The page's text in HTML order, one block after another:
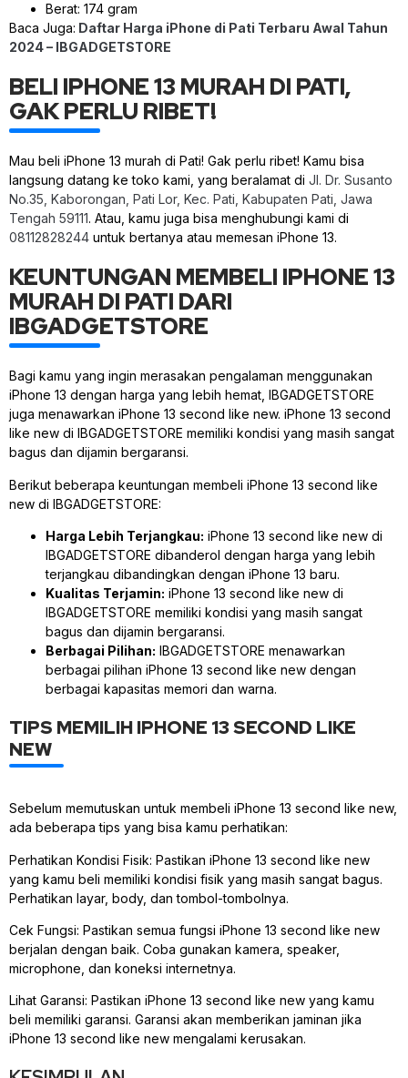
Berat: 174 gram
Baca Juga: Daftar Harga iPhone di Pati Terbaru Awal Tahun
2024 – IBGADGETSTORE
BELI IPHONE 13 MURAH DI PATI,
GAK PERLU RIBET!
Mau beli iPhone 13 murah di Pati! Gak perlu ribet! Kamu bisa
langsung datang ke toko kami, yang beralamat di Jl. Dr. Susanto
No.35, Kaborongan, Pati Lor, Kec. Pati, Kabupaten Pati, Jawa
Tengah 59111. Atau, kamu juga bisa menghubungi kami di
08112828244 untuk bertanya atau memesan iPhone 13.
KEUNTUNGAN MEMBELI IPHONE 13
MURAH DI PATI DARI
IBGADGETSTORE
Bagi kamu yang ingin merasakan pengalaman menggunakan
iPhone 13 dengan harga yang lebih hemat, IBGADGETSTORE
juga menawarkan iPhone 13 second like new. iPhone 13 second
like new di IBGADGETSTORE memiliki kondisi yang masih sangat
bagus dan dijamin bergaransi.
Berikut beberapa keuntungan membeli iPhone 13 second like
new di IBGADGETSTORE:
Harga Lebih Terjangkau: iPhone 13 second like new di
IBGADGETSTORE dibanderol dengan harga yang lebih
terjangkau dibandingkan dengan iPhone 13 baru.
Kualitas Terjamin: iPhone 13 second like new di
IBGADGETSTORE memiliki kondisi yang masih sangat
bagus dan dijamin bergaransi.
Berbagai Pilihan: IBGADGETSTORE menawarkan
berbagai pilihan iPhone 13 second like new dengan
berbagai kapasitas memori dan warna.
TIPS MEMILIH IPHONE 13 SECOND LIKE
NEW
Sebelum memutuskan untuk membeli iPhone 13 second like new,
ada beberapa tips yang bisa kamu perhatikan:
Perhatikan Kondisi Fisik: Pastikan iPhone 13 second like new
yang kamu beli memiliki kondisi fisik yang masih sangat bagus.
Perhatikan layar, body, dan tombol-tombolnya.
Cek Fungsi: Pastikan semua fungsi iPhone 13 second like new
berjalan dengan baik. Coba gunakan kamera, speaker,
microphone, dan koneksi internetnya.
Lihat Garansi: Pastikan iPhone 13 second like new yang kamu
beli memiliki garansi. Garansi akan memberikan jaminan jika
iPhone 13 second like new mengalami kerusakan.